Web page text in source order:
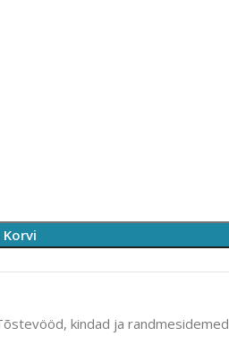
Korvi
kindad ja randmesidemed